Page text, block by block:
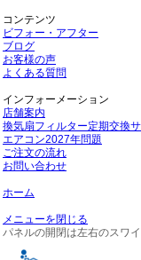
コンテンツ
ビフォー・アフター
ブログ
お客様の声
よくある質問
インフォーメーション
店舗案内
換気扇フィルター定期交換
エアコン2027年問題
ご注文の流れ
お問い合わせ
ホーム
メニューを閉じる
パネルの開閉は左右のスワ